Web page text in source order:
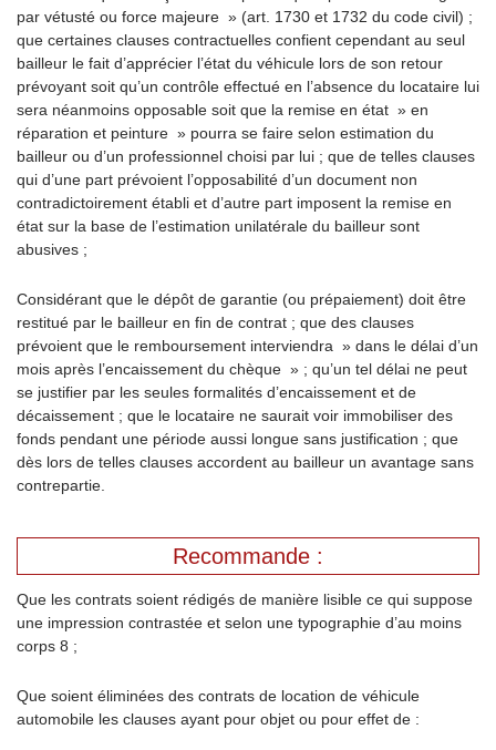
par vétusté ou force majeure » (art. 1730 et 1732 du code civil) ;
que certaines clauses contractuelles confient cependant au seul
bailleur le fait d’apprécier l’état du véhicule lors de son retour
prévoyant soit qu’un contrôle effectué en l’absence du locataire lui
sera néanmoins opposable soit que la remise en état » en
réparation et peinture » pourra se faire selon estimation du
bailleur ou d’un professionnel choisi par lui ; que de telles clauses
qui d’une part prévoient l’opposabilité d’un document non
contradictoirement établi et d’autre part imposent la remise en
état sur la base de l’estimation unilatérale du bailleur sont
abusives ;
Considérant que le dépôt de garantie (ou prépaiement) doit être
restitué par le bailleur en fin de contrat ; que des clauses
prévoient que le remboursement interviendra » dans le délai d’un
mois après l’encaissement du chèque » ; qu’un tel délai ne peut
se justifier par les seules formalités d’encaissement et de
décaissement ; que le locataire ne saurait voir immobiliser des
fonds pendant une période aussi longue sans justification ; que
dès lors de telles clauses accordent au bailleur un avantage sans
contrepartie.
Recommande :
Que les contrats soient rédigés de manière lisible ce qui suppose
une impression contrastée et selon une typographie d’au moins
corps 8 ;
Que soient éliminées des contrats de location de véhicule
automobile les clauses ayant pour objet ou pour effet de :